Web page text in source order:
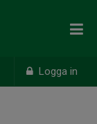
Logga in